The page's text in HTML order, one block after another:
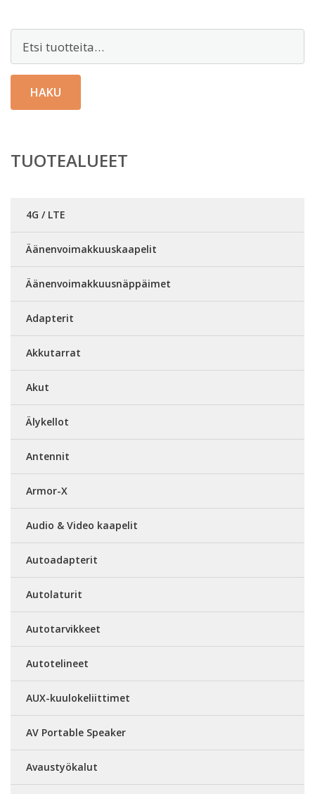
HAKU
TUOTEALUEET
4G / LTE
Äänenvoimakkuuskaapelit
Äänenvoimakkuusnäppäimet
Adapterit
Akkutarrat
Akut
Älykellot
Antennit
Armor-X
Audio & Video kaapelit
Autoadapterit
Autolaturit
Autotarvikkeet
Autotelineet
AUX-kuulokeliittimet
AV Portable Speaker
Avaustyökalut